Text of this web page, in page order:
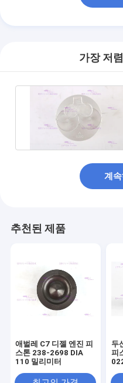
가장 저
계
추천된 제품
애벌레 C7 디젤 엔진 피
스톤 238-2698 DIA
110 밀리미터
두
피